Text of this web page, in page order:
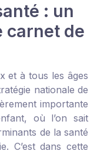
: un
carnet de
et à tous les âges
nationale de
importante
où l’on sait
de la santé
C’est dans cette